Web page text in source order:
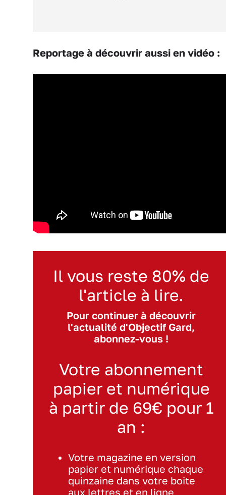
Reportage à découvrir aussi en vidéo :
Il vous reste 80% de
l'article à lire.
Pour continuer à découvrir
l'actualité d'Objectif Gard,
abonnez-vous !
Votre abonnement
papier et numérique
à partir de 69€ pour 1
an :
Votre magazine en version
papier et numérique chaque
quinzaine dans votre boite
aux lettres et en ligne